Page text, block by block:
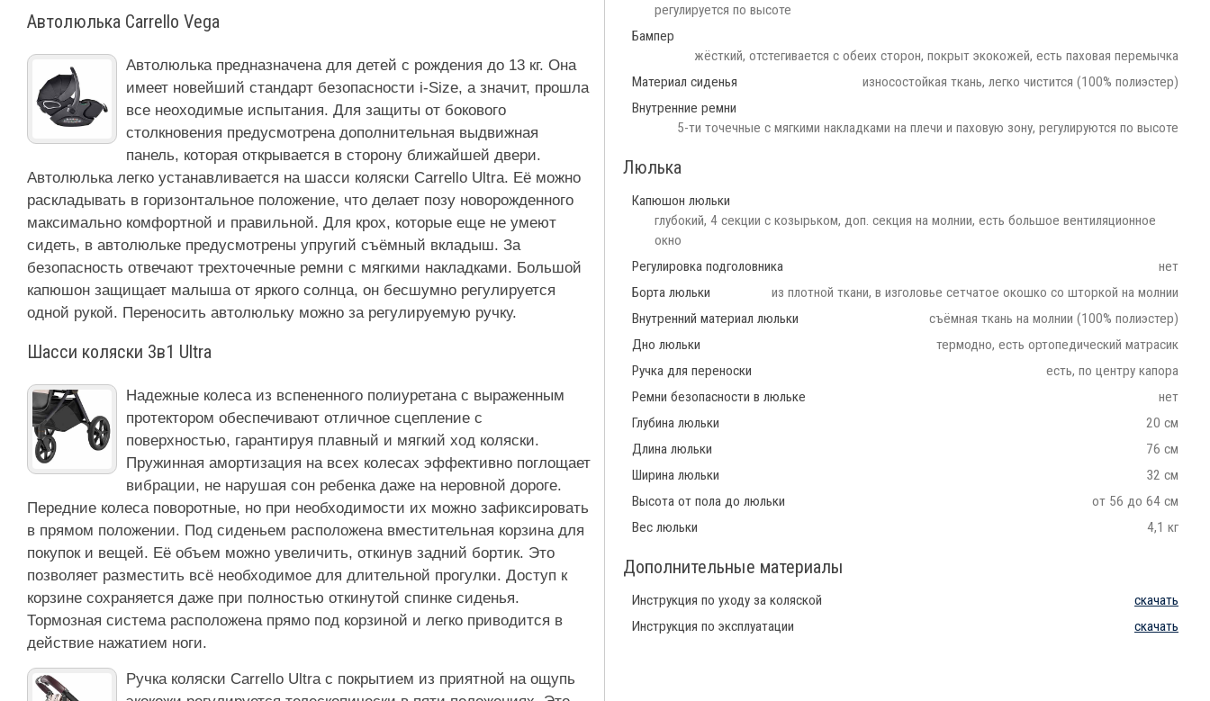
Автолюлька Carrello Vega
Автолюлька предназначена для детей с рождения до 13 кг. Она
имеет новейший стандарт безопасности i-Size, а значит, прошла
все неоходимые испытания. Для защиты от бокового
столкновения предусмотрена дополнительная выдвижная
панель, которая открывается в сторону ближайшей двери.
Автолюлька легко устанавливается на шасси коляски Carrello Ultra. Её можно
раскладывать в горизонтальное положение, что делает позу новорожденного
максимально комфортной и правильной. Для крох, которые еще не умеют
сидеть, в автолюльке предусмотрены упругий съёмный вкладыш. За
безопасность отвечают трехточечные ремни с мягкими накладками. Большой
капюшон защищает малыша от яркого солнца, он бесшумно регулируется
одной рукой. Переносить автолюльку можно за регулируемую ручку.
Шасси коляски 3в1 Ultra
Надежные колеса из вспененного полиуретана с выраженным
протектором обеспечивают отличное сцепление с
поверхностью, гарантируя плавный и мягкий ход коляски.
Пружинная амортизация на всех колесах эффективно поглощает
вибрации, не нарушая сон ребенка даже на неровной дороге.
Передние колеса поворотные, но при необходимости их можно зафиксировать
в прямом положении. Под сиденьем расположена вместительная корзина для
покупок и вещей. Её объем можно увеличить, откинув задний бортик. Это
позволяет разместить всё необходимое для длительной прогулки. Доступ к
корзине сохраняется даже при полностью откинутой спинке сиденья.
Тормозная система расположена прямо под корзиной и легко приводится в
действие нажатием ноги.
Ручка коляски Carrello Ultra с покрытием из приятной на ощупь
регулируется по высоте
Бампер
жёсткий, отстегивается с обеих сторон, покрыт экокожей, есть паховая перемычка
Материал сиденья
износостойкая ткань, легко чистится (100% полиэстер)
Внутренние ремни
5-ти точечные с мягкими накладками на плечи и паховую зону, регулируются по высоте
Люлька
Капюшон люльки
глубокий, 4 секции с козырьком, доп. секция на молнии, есть большое вентиляционное
окно
Регулировка подголовника
нет
Борта люльки
из плотной ткани, в изголовье сетчатое окошко со шторкой на молнии
Внутренний материал люльки
съёмная ткань на молнии (100% полиэстер)
Дно люльки
термодно, есть ортопедический матрасик
Ручка для переноски
есть, по центру капора
Ремни безопасности в люльке
нет
Глубина люльки
20 см
Длина люльки
76 см
Ширина люльки
32 см
Высота от пола до люльки
от 56 до 64 см
Вес люльки
4,1 кг
Дополнительные материалы
Инструкция по уходу за коляской
скачать
Инструкция по эксплуатации
скачать